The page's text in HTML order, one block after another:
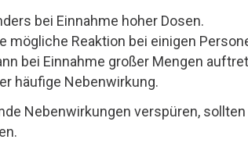
bei Einnahme hoher Dosen.
mögliche Reaktion bei einigen
bei Einnahme großer Mengen
häufige Nebenwirkung.
Nebenwirkungen verspüren,